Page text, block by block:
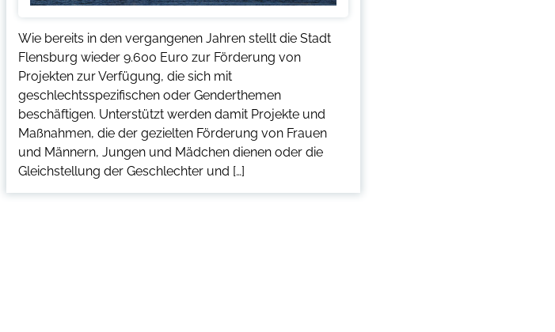
Wie bereits in den vergangenen Jahren stellt die Stadt
Flensburg wieder 9.600 Euro zur Förderung von
Projekten zur Verfügung, die sich mit
geschlechtsspezifischen oder Genderthemen
beschäftigen. Unterstützt werden damit Projekte und
Maßnahmen, die der gezielten Förderung von Frauen
und Männern, Jungen und Mädchen dienen oder die
Gleichstellung der Geschlechter und […]